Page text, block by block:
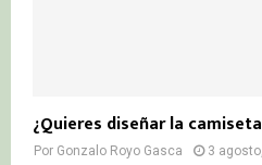
¿Quieres diseñar la
Por Gonzalo Royo Gasca 3